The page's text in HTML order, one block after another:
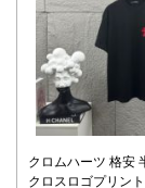
クロムハーツ 格安
クロスロゴプリン